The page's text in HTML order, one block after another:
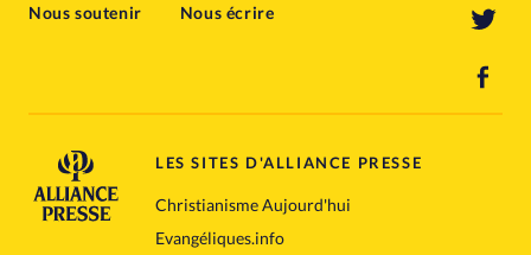
Nous soutenir Nous écrire
LES SITES D'ALLIANCE PRESSE
Christianisme Aujourd'hui
Evangéliques.info